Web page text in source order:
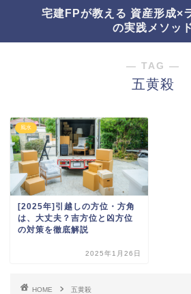
宅建FPが教える 資産形成×
の実践メソッ
― TAG ―
五黄殺
風水
[2025年]引越しの方位・方角
は、大丈夫？吉方位と凶方位
の対策を徹底解説
2025年1月26日
HOME 五黄殺